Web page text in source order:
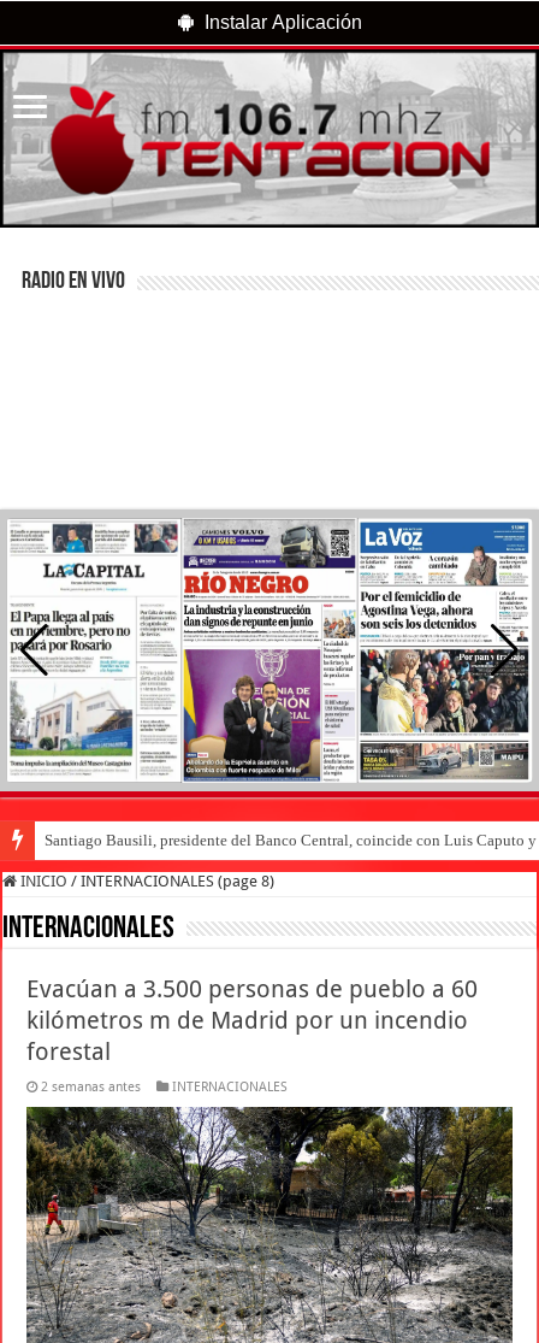
Instalar Aplicación
RADIO EN VIVO
Santiago Bausili, presidente del Banco Central, coincide con Luis Caputo
INICIO / INTERNACIONALES (page 8)
INTERNACIONALES
Evacúan a 3.500 personas de pueblo a 60
kilómetros m de Madrid por un incendio
forestal
2 semanas antes INTERNACIONALES